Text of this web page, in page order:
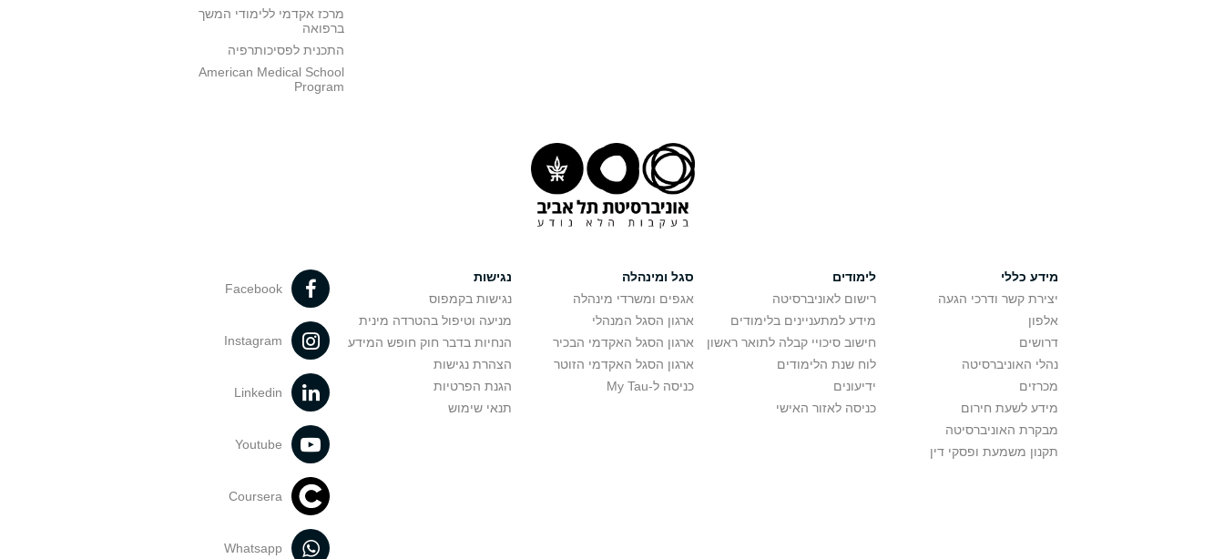
מרכז אקדמי ללימודי המשך
ברפואה
התכנית לפסיכותרפיה
American Medical School
Program
מידע כללי
יצירת קשר ודרכי הגעה
אלפון
דרושים
נהלי האוניברסיטה
מכרזים
מידע לשעת חירום
מבקרת האוניברסיטה
תקנון משמעת ופסקי דין
לימודים
רישום לאוניברסיטה
מידע למתעניינים בלימודים
חישוב סיכויי קבלה לתואר ראשון
לוח שנת הלימודים
ידיעונים
כניסה לאזור האישי
סגל ומינהלה
אגפים ומשרדי מינהלה
ארגון הסגל המנהלי
ארגון הסגל האקדמי הבכיר
ארגון הסגל האקדמי הזוטר
כניסה ל-My Tau
נגישות
נגישות בקמפוס
מניעה וטיפול בהטרדה מינית
הנחיות בדבר חוק חופש המידע
הצהרת נגישות
הגנת הפרטיות
תנאי שימוש
Facebook
Instagram
Linkedin
Youtube
Coursera
Whatsapp